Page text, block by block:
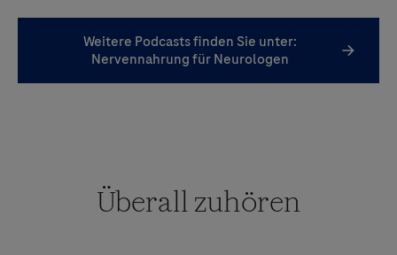
Weitere Podcasts finden Sie unter:
Nervennahrung für Neurologen
Überall zuhören